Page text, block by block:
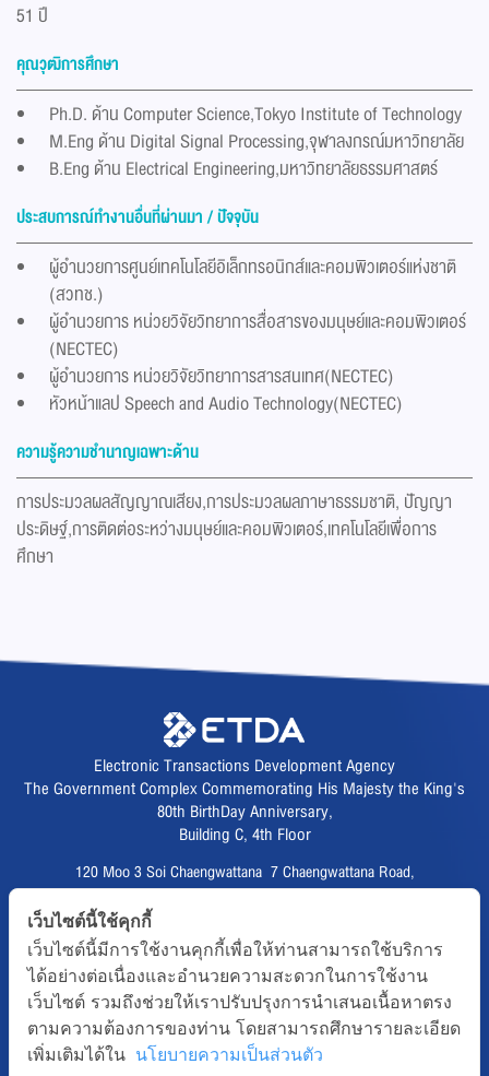
51 ปี
คุณวุฒิการศึกษา
Ph.D. ด้าน Computer Science,Tokyo Institute of Technology
M.Eng ด้าน Digital Signal Processing,จุฬาลงกรณ์มหาวิทยาลัย
B.Eng ด้าน Electrical Engineering,มหาวิทยาลัยธรรมศาสตร์
ประสบการณ์ทำงานอื่นที่ผ่านมา / ปัจจุบัน
ผู้อำนวยการศูนย์เทคโนโลยีอิเล็กทรอนิกส์และคอมพิวเตอร์แห่งชาติ
(สวทช.)
ผู้อำนวยการ หน่วยวิจัยวิทยาการสื่อสารของมนุษย์และคอมพิวเตอร์
(NECTEC)
ผู้อำนวยการ หน่วยวิจัยวิทยาการสารสนเทศ(NECTEC)
หัวหน้าแลป Speech and Audio Technology(NECTEC)
ความรู้ความชำนาญเฉพาะด้าน
การประมวลผลสัญญาณเสียง,การประมวลผลภาษาธรรมชาติ, ปัญญา
ประดิษฐ์,การติดต่อระหว่างมนุษย์และคอมพิวเตอร์,เทคโนโลยีเพื่อการ
ศึกษา
Electronic Transactions Development Agency
The Government Complex Commemorating His Majesty the King's
80th BirthDay Anniversary,
Building C, 4th Floor
120 Moo 3 Soi Chaengwattana 7 Chaengwattana Road,
Fax :02 123 1200
CALL CENTER :02 123 1234
email :info@etda.or.th
เว็บไซต์นี้ใช้คุกกี้
เว็บไซต์นี้มีการใช้งานคุกกี้เพื่อให้ท่านสามารถใช้บริการ
ได้อย่างต่อเนื่องและอำนวยความสะดวกในการใช้งาน
เว็บไซต์ รวมถึงช่วยให้เราปรับปรุงการนำเสนอเนื้อหาตรง
ตามความต้องการของท่าน โดยสามารถศึกษารายละเอียด
เพิ่มเติมได้ใน นโยบายความเป็นส่วนตัว